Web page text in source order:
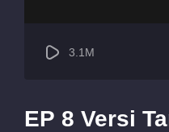
3.1M
EP 8 Versi